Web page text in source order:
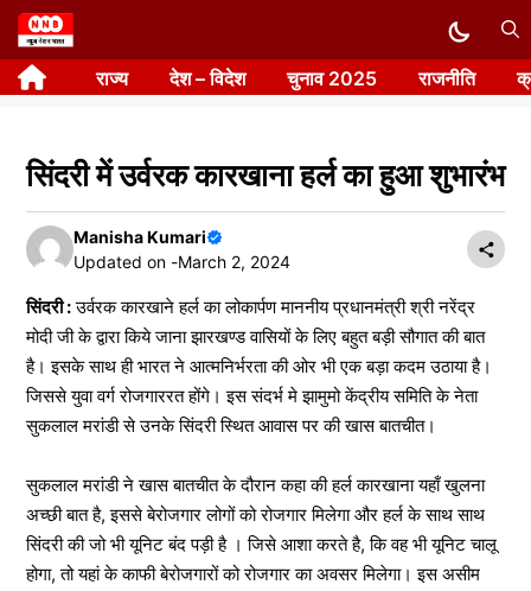
Skip
to
content राज्य देश – विदेश चुनाव 2025 राजनीति
सिंदरी में उर्वरक कारखाना हर्ल का हुआ शुभारंभ
Manisha Kumari
Updated on -March 2, 2024
सिंदरी :उर्वरक कारखाने हर्ल का लोकार्पण माननीय प्रधानमंत्री श्री नरेंद्र
मोदी जी के द्वारा किये जाना झारखण्ड वासियों के लिए बहुत बड़ी सौगात की बात
है। इसके साथ ही भारत ने आत्मनिर्भरता की ओर भी एक बड़ा कदम उठाया है।
जिससे युवा वर्ग रोजगाररत होंगे। इस संदर्भ मे झामुमो केंद्रीय समिति के नेता
सुकलाल मरांडी से उनके सिंदरी स्थित आवास पर की खास बातचीत।
सुकलाल मरांडी ने खास बातचीत के दौरान कहा की हर्ल कारखाना यहाँ खुलना
अच्छी बात है, इससे बेरोजगार लोगों को रोजगार मिलेगा और हर्ल के साथ साथ
सिंदरी की जो भी यूनिट बंद पड़ी है । जिसे आशा करते है, कि वह भी यूनिट चालू
होगा, तो यहां के काफी बेरोजगारों को रोजगार का अवसर मिलेगा। इस असीम